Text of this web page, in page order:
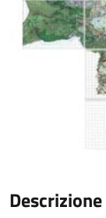
Descrizione